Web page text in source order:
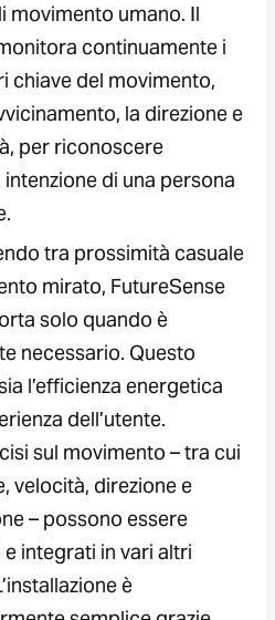
movimento umano. Il
continuamente i
chiave del movimento,
la direzione e
per riconoscere
intenzione di una persona
tra prossimità casuale
mirato, FutureSense
solo quando è
necessario. Questo
l’efficienza energetica
dell’utente.
sul movimento – tra cui
velocità, direzione e
– possono essere
integrati in vari altri
è